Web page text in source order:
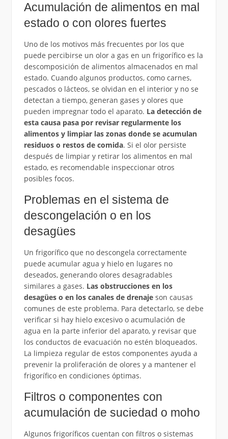
Acumulación de alimentos en mal
estado o con olores fuertes
Uno de los motivos más frecuentes por los que
puede percibirse un olor a gas en un frigorífico es la
descomposición de alimentos almacenados en mal
estado. Cuando algunos productos, como carnes,
pescados o lácteos, se olvidan en el interior y no se
detectan a tiempo, generan gases y olores que
pueden impregnar todo el aparato. La detección de
esta causa pasa por revisar regularmente los
alimentos y limpiar las zonas donde se acumulan
residuos o restos de comida. Si el olor persiste
después de limpiar y retirar los alimentos en mal
estado, es recomendable inspeccionar otros
posibles focos.
Problemas en el sistema de
descongelación o en los
desagües
Un frigorífico que no descongela correctamente
puede acumular agua y hielo en lugares no
deseados, generando olores desagradables
similares a gases. Las obstrucciones en los
desagües o en los canales de drenajeson causas
comunes de este problema. Para detectarlo, se debe
verificar si hay hielo excesivo o acumulación de
agua en la parte inferior del aparato, y revisar que
los conductos de evacuación no estén bloqueados.
La limpieza regular de estos componentes ayuda a
prevenir la proliferación de olores y a mantener el
frigorífico en condiciones óptimas.
Filtros o componentes con
acumulación de suciedad o moho
Algunos frigoríficos cuentan con filtros o sistemas